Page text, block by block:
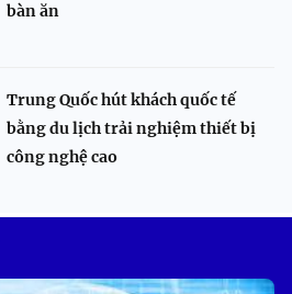
bàn ăn
Trung Quốc hút khách quốc tế
bằng du lịch trải nghiệm thiết bị
công nghệ cao